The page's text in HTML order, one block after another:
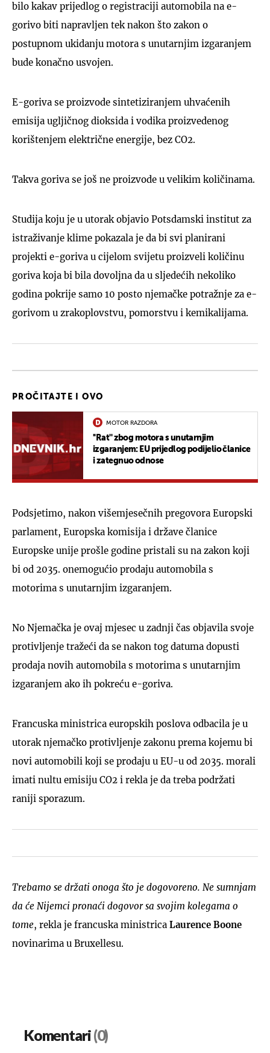
bilo kakav prijedlog o registraciji automobila na e-
gorivo biti napravljen tek nakon što zakon o
postupnom ukidanju motora s unutarnjim izgaranjem
bude konačno usvojen.
E-goriva se proizvode sintetiziranjem uhvaćenih
emisija ugljičnog dioksida i vodika proizvedenog
korištenjem električne energije, bez CO2.
Takva goriva se još ne proizvode u velikim količinama.
Studija koju je u utorak objavio Potsdamski institut za
istraživanje klime pokazala je da bi svi planirani
projekti e-goriva u cijelom svijetu proizveli količinu
goriva koja bi bila dovoljna da u sljedećih nekoliko
godina pokrije samo 10 posto njemačke potražnje za e-
gorivom u zrakoplovstvu, pomorstvu i kemikalijama.
PROČITAJTE I OVO
MOTOR RAZDORA
''Rat'' zbog motora s unutarnjim
izgaranjem: EU prijedlog podijelio članice
i zategnuo odnose
Podsjetimo, nakon višemjesečnih pregovora Europski
parlament, Europska komisija i države članice
Europske unije prošle godine pristali su na zakon koji
bi od 2035. onemogućio prodaju automobila s
motorima s unutarnjim izgaranjem.
No Njemačka je ovaj mjesec u zadnji čas objavila svoje
protivljenje tražeći da se nakon tog datuma dopusti
prodaja novih automobila s motorima s unutarnjim
izgaranjem ako ih pokreću e-goriva.
Francuska ministrica europskih poslova odbacila je u
utorak njemačko protivljenje zakonu prema kojemu bi
novi automobili koji se prodaju u EU-u od 2035. morali
imati nultu emisiju CO2 i rekla je da treba podržati
raniji sporazum.
Trebamo se držati onoga što je dogovoreno. Ne sumnjam
da će Nijemci pronaći dogovor sa svojim kolegama o
tome, rekla je francuska ministrica Laurence Boone
novinarima u Bruxellesu.
Komentari(0)